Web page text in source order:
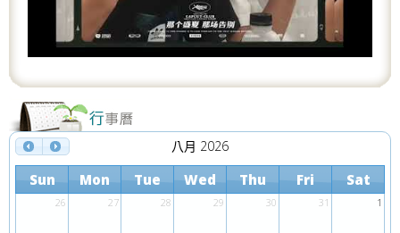
八月 2026
Sun Mon Tue Wed Thu Fri Sat
26 27 28 29 30 31 1